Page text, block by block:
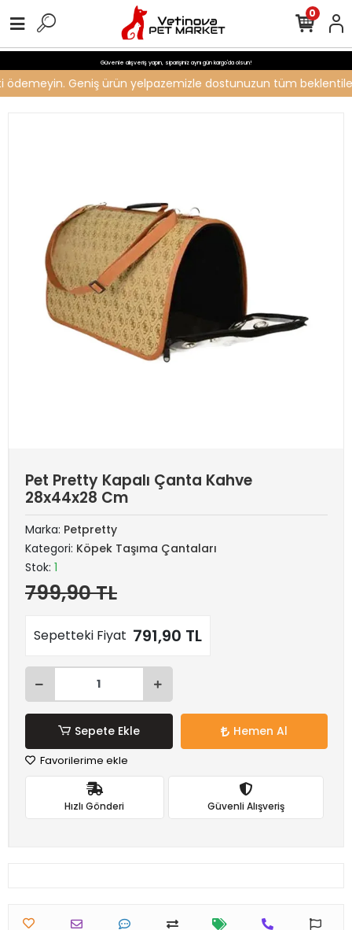
Güvenle alışveriş yapın, siparişiniz aynı gün kargo'da olsun!
Geniş ürün yelpazemizle dostunuzun tüm
0
Pet Pretty Kapalı Çanta Kahve
28x44x28 Cm
Marka: Petpretty
Kategori: Köpek Taşıma Çantaları
Stok: 1
799,90 TL
Sepetteki Fiyat 791,90 TL
Sepete Ekle Hemen Al
Favorilerime ekle
Hızlı Gönderi Güvenli Alışveriş